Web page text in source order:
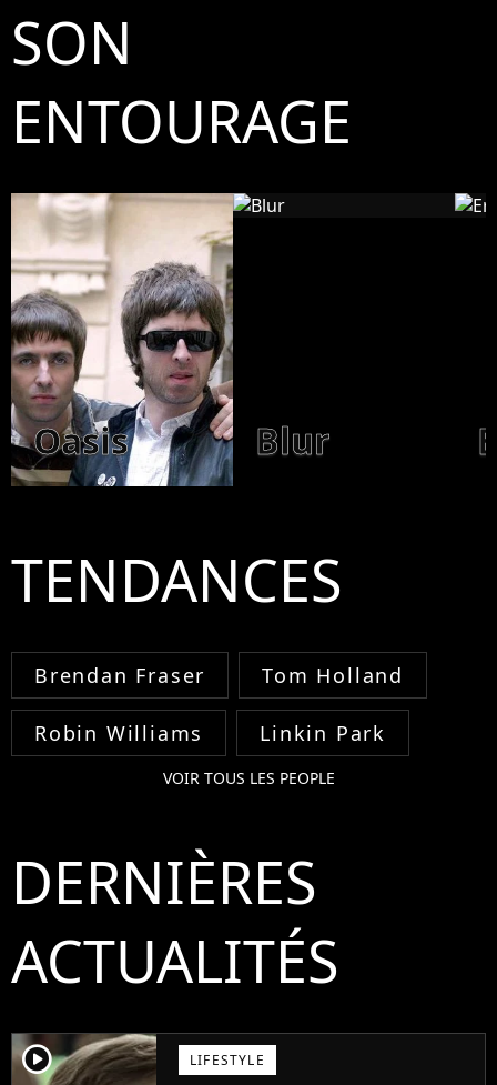
SON
ENTOURAGE
Oasis Blur
TENDANCES
Brendan Fraser Tom Holland
Robin Williams Linkin Park
VOIR TOUS LES PEOPLE
DERNIÈRES
ACTUALITÉS
player2 LIFESTYLE